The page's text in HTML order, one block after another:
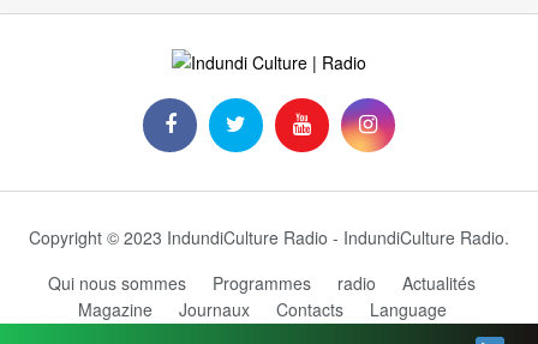
Copyright © 2023 IndundiCulture Radio - IndundiCulture Radio.
Qui nous sommes
Programmes radio
Actualités
Magazine
Journaux Contacts
Language